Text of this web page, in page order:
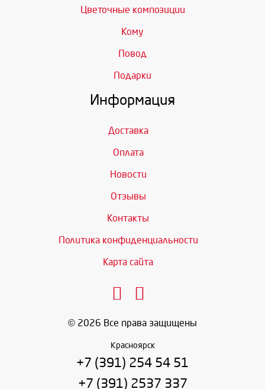
Цветочные композиции
Кому
Повод
Подарки
Информация
Доставка
Оплата
Новости
Отзывы
Контакты
Политика конфиденциальности
Карта сайта
© 2026 Все права защищены
Красноярск
+7 (391) 254 54 51
+7 (391) 2537 337